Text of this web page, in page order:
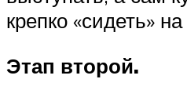
крепко «сидеть»
Этап второй.